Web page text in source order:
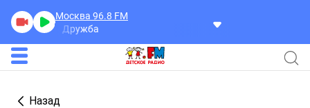
Москва 96.8 FM
Дружба
Назад